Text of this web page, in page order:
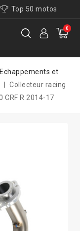
Top 50 motos
0
Echappements et
Collecteur racing
CRF R 2014-17